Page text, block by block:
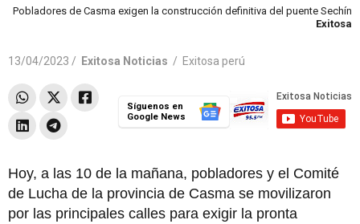
Pobladores de Casma exigen la construcción definitiva del puente Sechín
Exitosa
13/04/2023 / Exitosa Noticias / Exitosa perú
Síguenos en
Google News
Hoy, a las 10 de la mañana, pobladores y el Comité
de Lucha de la provincia de Casma se movilizaron
por las principales calles para exigir la pronta